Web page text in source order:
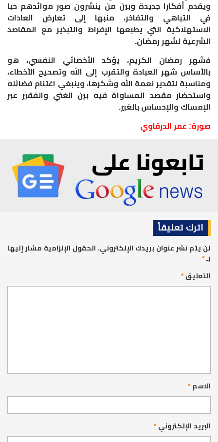
ويقدم أفكارا جديدة وبين من ينشرون صور موائدهم حبا
في التباهي والتفاخر، منبها إلى تعارض العادات
الاستهلاكية التي يطبعها الإفراط والتبذير مع المقاصد
الشرعية لشهر رمضان.
فشهر رمضان الكريم، يؤكد الأخصائي النفسي، هو
بالأساس شهر العبادة والتقرب إلى الله وتصحيح الأخطاء،
ومناسبة لتقدير نعمة الله وشكرها، وينبغي اغتنام فضائله
واستحضار مقصد المساواة فيه بين الغني والفقير عبر
الإمساك والإحساس بالغير.
صورة: عمر الدرقاوي
اترك تعليقاً
لن يتم نشر عنوان بريدك الإلكتروني. الحقول الإلزامية مشار إليها
بـ*
التعليق*
الاسم*
البريد الإلكتروني*